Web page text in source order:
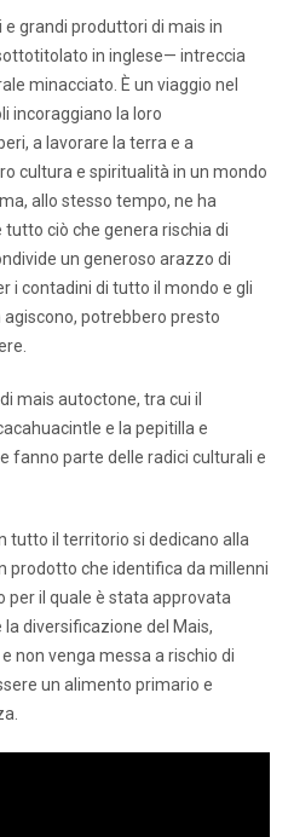
grandi produttori di mais in
in inglese— intreccia
minacciato. È un viaggio nel
incoraggiano la loro
a lavorare la terra e a
cultura e spiritualità in un mondo
allo stesso tempo, ne ha
tutto ciò che genera rischia di
un generoso arazzo di
i contadini di tutto il mondo e gli
potrebbero presto
mais autoctone, tra cui il
e la pepitilla e
fanno parte delle radici culturali e
tutto il territorio si dedicano alla
prodotto che identifica da millenni
per il quale è stata approvata
diversificazione del Mais,
non venga messa a rischio di
un alimento primario e